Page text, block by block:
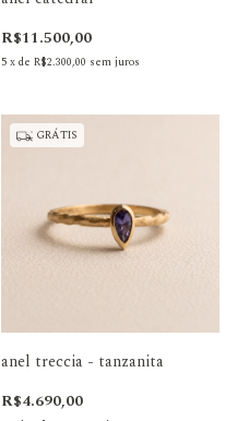
R$11.500,00
5xde R$2.300,00 sem juros
GRÁTIS
anel treccia - tanzanita
R$4.690,00